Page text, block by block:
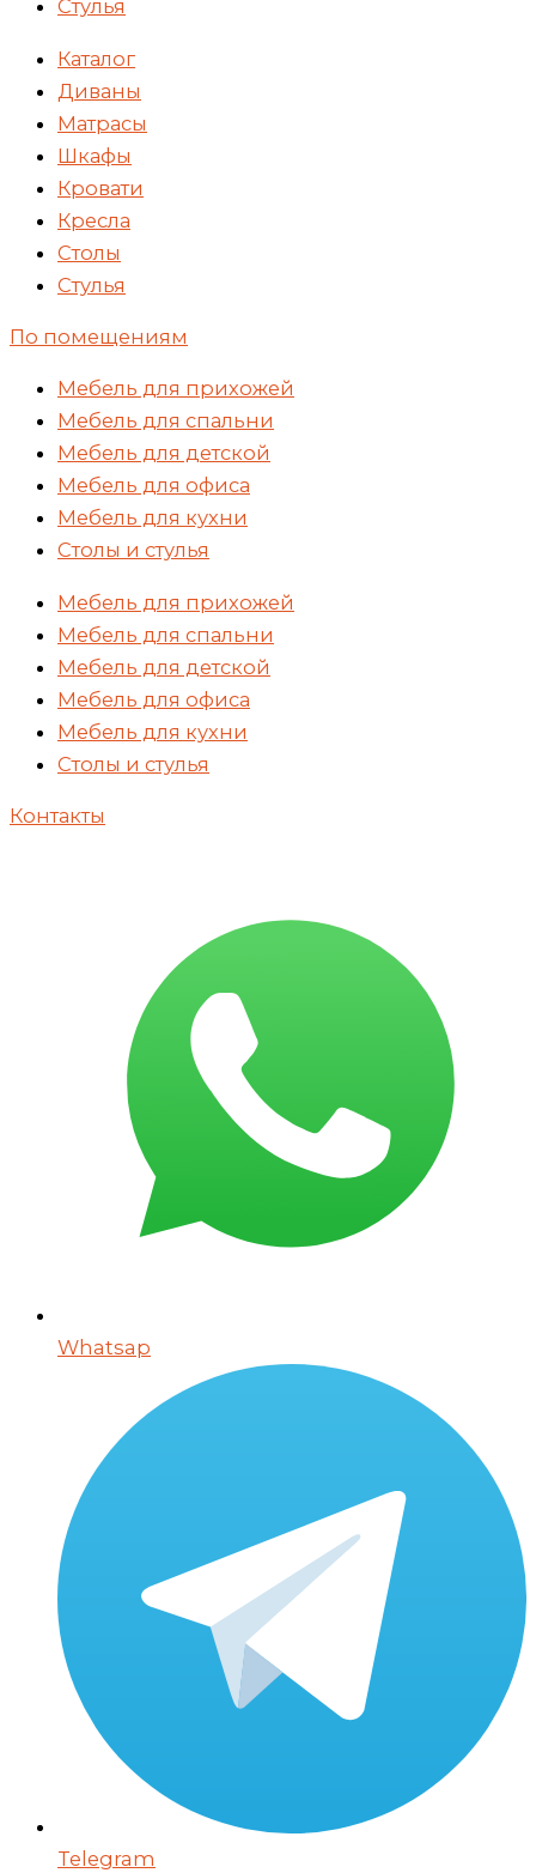
Стулья
Каталог
Диваны
Матрасы
Шкафы
Кровати
Кресла
Столы
Стулья
По помещениям
Мебель для прихожей
Мебель для спальни
Мебель для детской
Мебель для офиса
Мебель для кухни
Столы и стулья
Мебель для прихожей
Мебель для спальни
Мебель для детской
Мебель для офиса
Мебель для кухни
Столы и стулья
Контакты
Whatsap
Telegram